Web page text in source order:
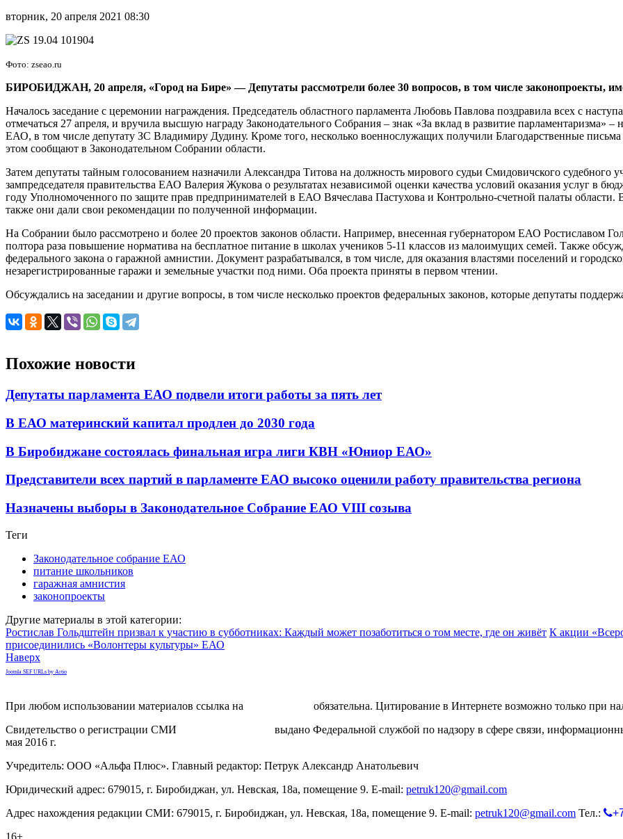
в
первом
чтении
о
норматива
бесплатное
питание
в
школах
вторник, 20 апреля 2021 08:30
Фото: zseao.ru
БИРОБИДЖАН, 20 апреля, «Город на Бире» — Депутаты рассмотрели более 30 вопросов, в том числе законопроекты,
Началось заседание с церемонии награждения. Председатель областного парламента Любовь Павлова поздравила всех с
отмечаться 27 апреля, и вручила высшую награду Законодательного Собрания – знак «За вклад в развитие парламентаризма» –
ЕАО, в том числе депутату ЗС Владимиру Дудину. Кроме того, несколько военнослужащих получили Благодарственные
этом сообщают в Законодательном Собрании области.
Затем депутаты тайным голосованием назначили Александра Титова на должность мирового судьи Смидовичского судебного
зампредседателя правительства ЕАО Валерия Жукова о результатах независимой оценки качества условий оказания услуг в
году Уполномоченного по защите прав предпринимателей в ЕАО Вячеслава Пастухова и Контрольно-счетной палаты
также они дали свои рекомендации по полученной информации.
На Собрании было рассмотрено и более 20 проектов законов области. Например, внесенная губернатором ЕАО Ростиславом
полтора раза повышение норматива на бесплатное питание в школах учеников 5-11 классов из малоимущих семей. Также
федерального закона о гаражной амнистии. Документ разрабатывался, в том числе, для оказания властями поселений и
незарегистрированные гаражи и земельные участки под ними. Оба проекта приняты в первом чтении.
Обсуждались на заседании и другие вопросы, в том числе несколько проектов федеральных законов, которые депутаты
Похожие новости
Депутаты парламента ЕАО подвели итоги работы за пять лет
В ЕАО материнский капитал продлен до 2030 года
В Биробиджане состоялась финальная игра лиги КВН «Юниор ЕАО»
Представители всех партий в парламенте ЕАО высоко оценили работу правительства региона
Назначены выборы в Законодательное Собрание ЕАО VIII созыва
Теги
Законодательное собрание ЕАО
питание школьников
гаражная амнистия
законопроекты
Другие материалы в этой категории:
Ростислав Гольдштейн призвал к участию в субботниках: Каждый может позаботиться о том месте, где он живёт К акции
присоединились «Волонтеры культуры» ЕАО
Наверх
Joomla SEF URLs by Artio
При любом использовании материалов ссылка на
обязательна. Цитирование в Интернете возможно только при
Свидетельство о регистрации СМИ
выдано Федеральной службой по надзору в сфере связи,
мая 2016 г.
Учредитель: ООО «Альфа Плюс». Главный редактор: Петрук Александр Анатольевич
Юридический адрес: 679015, г. Биробиджан, ул. Невская, 18а, помещение 9. E-mail: petruk120@gmail.com
Адрес нахождения редакции СМИ: 679015, г. Биробиджан, ул. Невская, 18а, помещение 9. E-mail: petruk120@gmail.com Тел.:
16+